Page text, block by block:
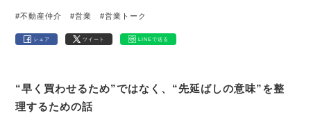
#不動産仲介 #営業 #営業トーク
シェア ツイート LINEで送る
“早く買わせるため”ではなく、“先延ばしの意味”を整
理するための話